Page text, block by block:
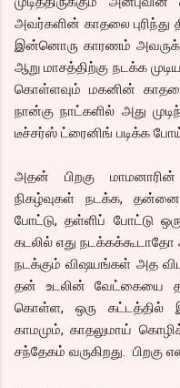
அவர்களின் காதலை
இன்னொரு காரணம்
ஆறு மாசத்திற்கு நடக்க
கொள்ளவும் மகனின்
நான்கு நாட்களில் அது
டீச்சர்ஸ் ட்ரைனிங் படிக்க
அதன் பிறகு
நிகழ்வுகள் நடக்க, தன்னை
போட்டு, தள்ளிப் போட்டு
கடலில் எது நடக்கக்கூடாதோ
நடக்கும் விஷயங்கள் அத
தன் உடலின் வேட்கையை
கொள்ள, ஒரு கட்டத்தில்
காமமும், காதலுமாய்
சந்தேகம் வருகிறது.